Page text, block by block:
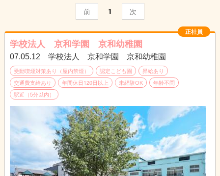
前 1 次
正社員
学校法人 京和学園 京和幼稚園
07.05.12 学校法人 京和学園 京和幼稚園
受動喫煙対策あり（屋内禁煙） 認定こども園
昇給あり
交通費支給あり
年間休日120日以上 未経験OK
年齢不問
駅近（5分以内）